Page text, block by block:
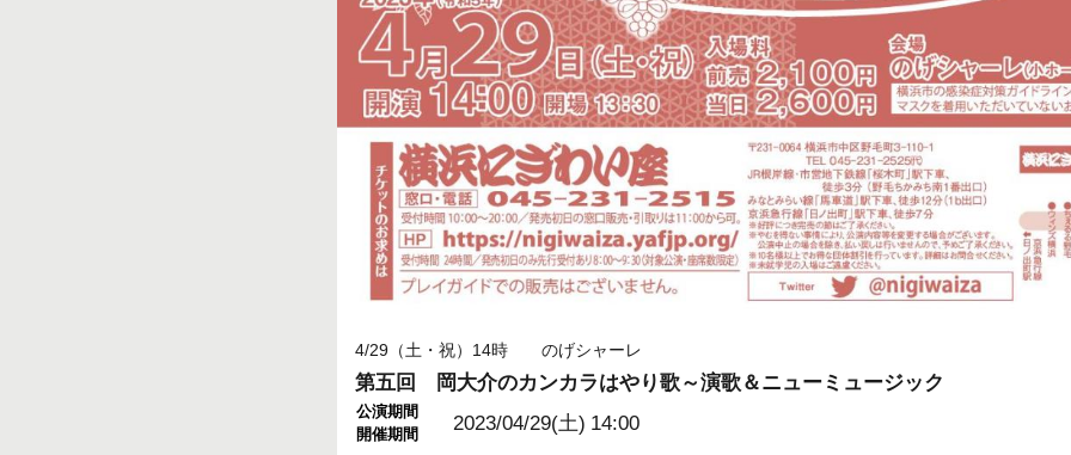
4/29（土・祝）14時 のげシャーレ
第五回 岡大介のカンカラはやり歌～演歌＆ニューミュージック
公演期間
開催期間
2023/04/29(土) 14:00